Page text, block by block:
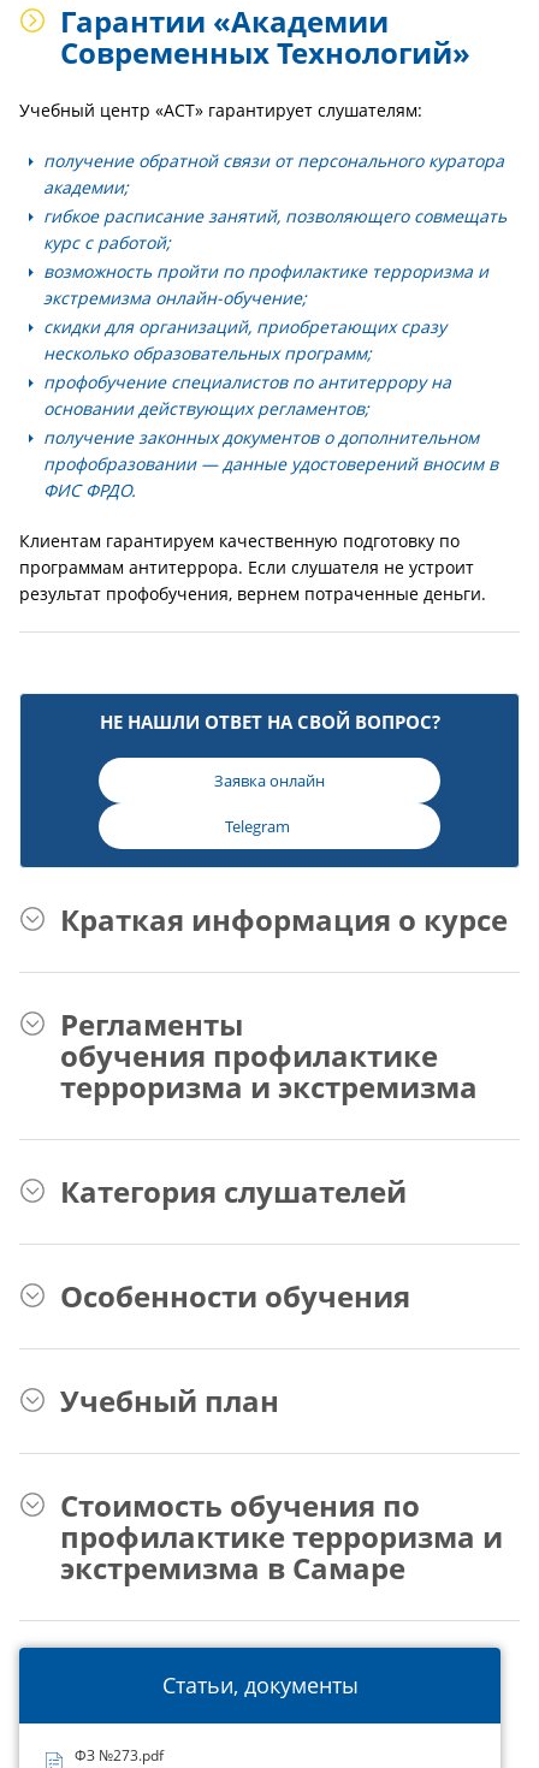
Статьи, документы
ФЗ №273.pdf
Гарантии «Академии
Современных Технологий»
Учебный центр «АСТ» гарантирует слушателям:
получение обратной связи от персонального куратора
академии;
гибкое расписание занятий, позволяющего совмещать
курс с работой;
возможность пройти по профилактике терроризма и
экстремизма онлайн-обучение;
скидки для организаций, приобретающих сразу
несколько образовательных программ;
профобучение специалистов по антитеррору на
основании действующих регламентов;
получение законных документов о дополнительном
профобразовании — данные удостоверений вносим в
ФИС ФРДО.
Клиентам гарантируем качественную подготовку по
программам антитеррора. Если слушателя не устроит
результат профобучения, вернем потраченные деньги.
НЕ НАШЛИ ОТВЕТ НА СВОЙ ВОПРОС?
Заявка онлайн
Telegram
Краткая информация о курсе
Регламенты
обучения профилактике
терроризма и экстремизма
Категория слушателей
Особенности обучения
Учебный план
Стоимость обучения по
профилактике терроризма и
экстремизма в Самаре